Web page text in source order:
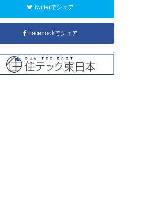
Twitterでシェア
Facebookでシェア